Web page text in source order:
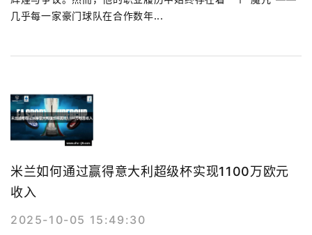
几乎每一家豪门球队在合作数年...
米兰如何通过赢得意大利超级杯实现1100万欧元
收入
2025-10-05 15:49:30